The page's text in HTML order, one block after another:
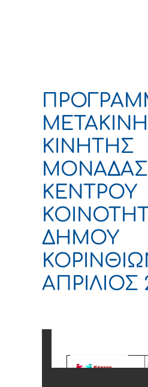
ΚΙΝΗΤΗΣ
ΜΟΝΑΔΑΣ
ΚΕΝΤΡΟΥ
ΔΗΜΟΥ
ΑΠΡΙΛΙΟΣ